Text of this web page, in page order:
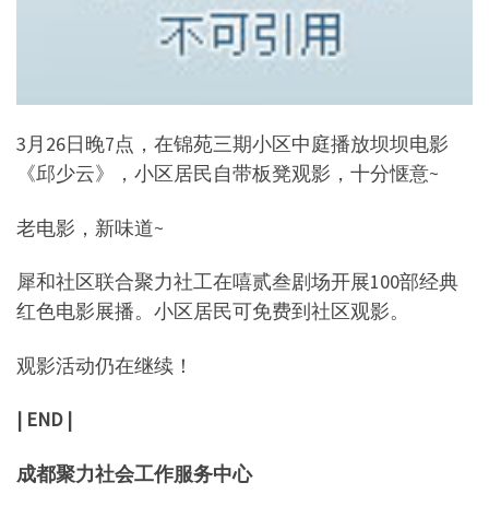
3月26日晚7点，在锦苑三期小区中庭播放坝坝电影
《邱少云》，小区居民自带板凳观影，十分惬意~
老电影，新味道~
犀和社区联合聚力社工在嘻贰叁剧场开展100部经典
红色电影展播。小区居民可免费到社区观影。
观影活动仍在继续！
| END |
成都聚力社会工作服务中心